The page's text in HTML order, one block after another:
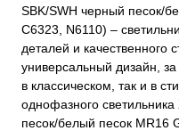
SBK/SWH черный песок/
C6323, N6110) –
деталей и качественного
универсальный дизайн, за
в классическом, так и в
однофазного
песок/белый песок MR16